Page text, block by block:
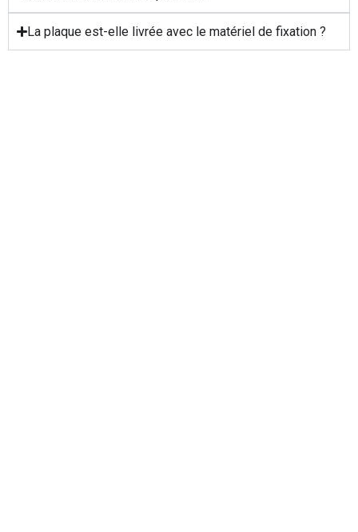
La plaque est-elle livrée avec le matériel de fixation ?